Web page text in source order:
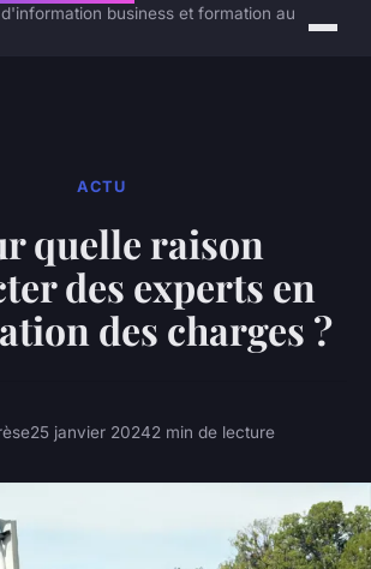
business et formation au
ACTU
quelle raison
des experts en
des charges ?
25 janvier 20242 min de lecture